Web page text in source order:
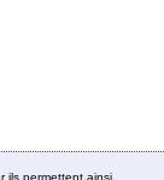
ils permettent ainsi,